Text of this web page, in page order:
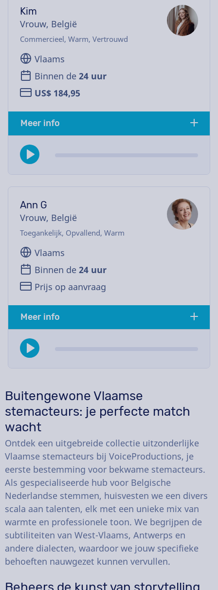
Kim
Vrouw, België
Commercieel, Warm, Vertrouwd
Vlaams
Binnen de 24 uur
US$ 184,95
Meer info
Ann G
Vrouw, België
Toegankelijk, Opvallend, Warm
Vlaams
Binnen de 24 uur
Prijs op aanvraag
Meer info
Buitengewone Vlaamse
stemacteurs: je perfecte match
wacht
Ontdek een uitgebreide collectie uitzonderlijke
Vlaamse stemacteurs bij VoiceProductions, je
eerste bestemming voor bekwame stemacteurs.
Als gespecialiseerde hub voor Belgische
Nederlandse stemmen, huisvesten we een divers
scala aan talenten, elk met een unieke mix van
warmte en professionele toon. We begrijpen de
subtiliteiten van West-Vlaams, Antwerps en
andere dialecten, waardoor we jouw specifieke
behoeften nauwgezet kunnen vervullen.